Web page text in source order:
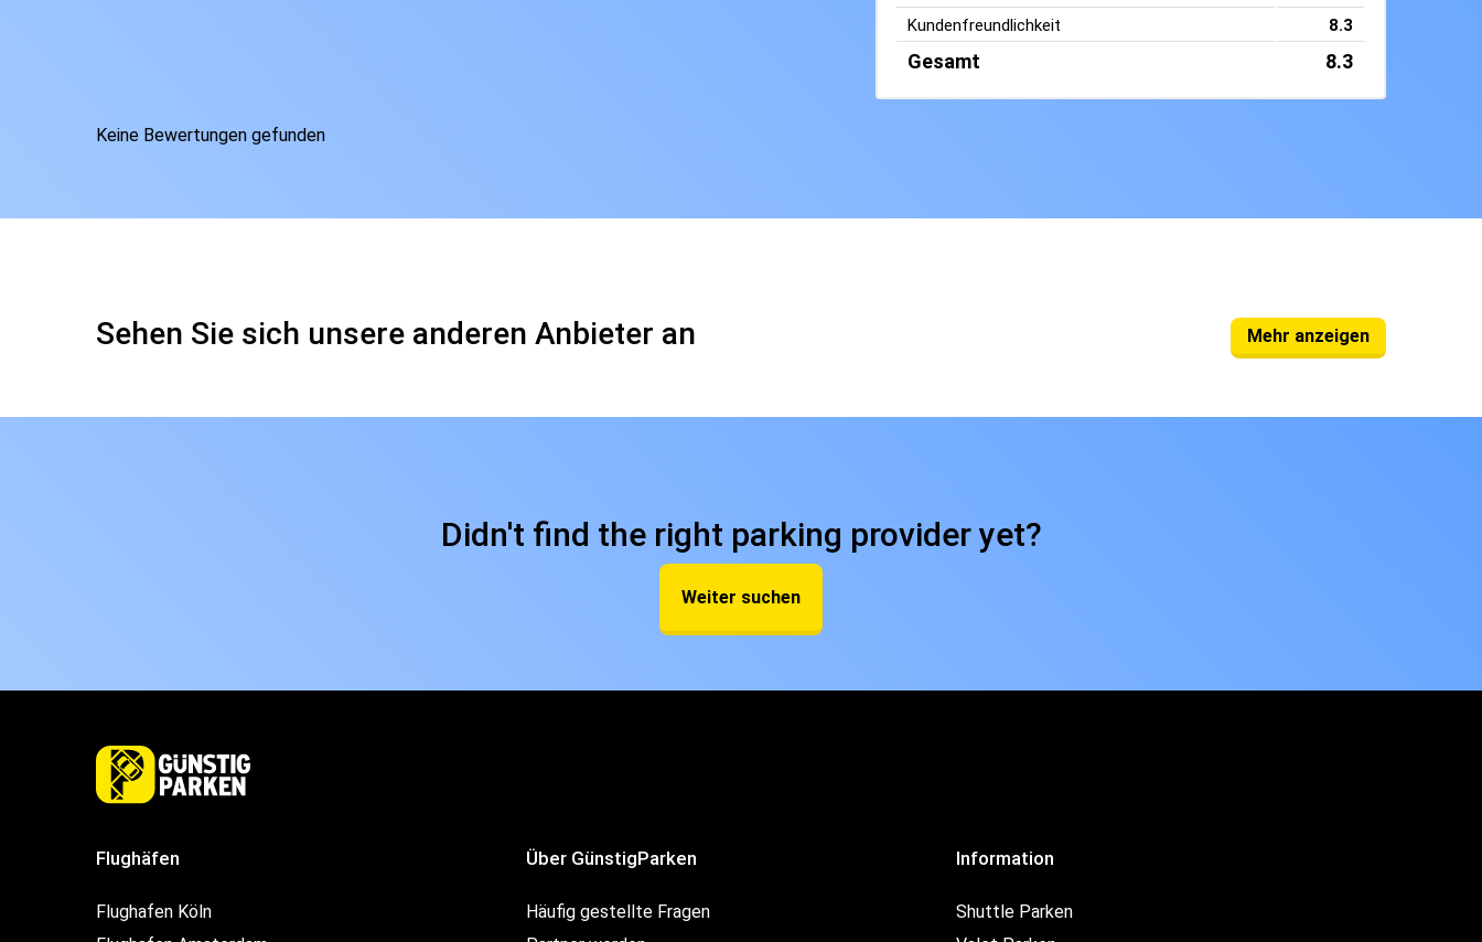
Kundenfreundlichkeit
8.3
Gesamt 8.3
Keine Bewertungen gefunden
Sehen Sie sich unsere anderen Anbieter an Mehr anzeigen
Didn't find the right parking provider yet?
Weiter suchen
Flughäfen
Flughafen Köln
Über GünstigParken
Häufig gestellte Fragen
Information
Shuttle Parken